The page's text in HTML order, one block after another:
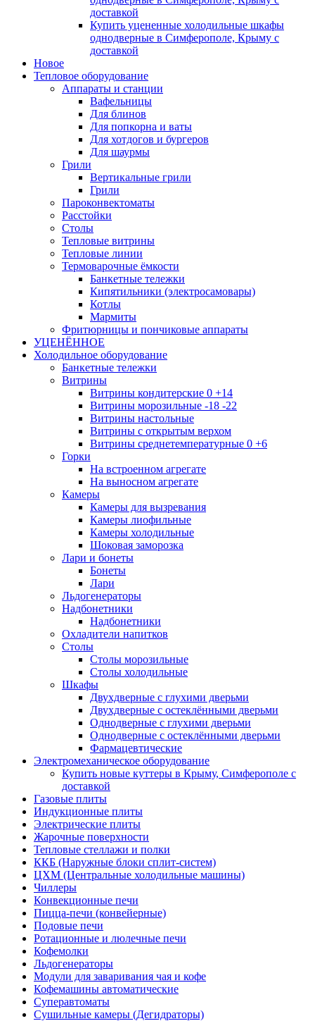
доставкой
Купить уцененные холодильные шкафы
однодверные в Симферополе, Крыму с
доставкой
Новое
Тепловое оборудование
Аппараты и станции
Вафельницы
Для блинов
Для попкорна и ваты
Для хотдогов и бургеров
Для шаурмы
Грили
Вертикальные грили
Грили
Пароконвектоматы
Расстойки
Столы
Тепловые витрины
Тепловые линии
Термоварочные ёмкости
Банкетные тележки
Кипятильники (электросамовары)
Котлы
Мармиты
Фритюрницы и пончиковые аппараты
УЦЕНЁННОЕ
Холодильное оборудование
Банкетные тележки
Витрины
Витрины кондитерские 0 +14
Витрины морозильные -18 -22
Витрины настольные
Витрины с открытым верхом
Витрины среднетемпературные 0 +6
Горки
На встроенном агрегате
На выносном агрегате
Камеры
Камеры для вызревания
Камеры лиофильные
Камеры холодильные
Шоковая заморозка
Лари и бонеты
Бонеты
Лари
Льдогенераторы
Надбонетники
Надбонетники
Охладители напитков
Столы
Столы морозильные
Столы холодильные
Шкафы
Двухдверные с глухими дверьми
Двухдверные с остеклёнными дверьми
Однодверные с глухими дверьми
Однодверные с остеклёнными дверьми
Фармацевтические
Электромеханическое оборудование
Купить новые куттеры в Крыму, Симферополе с
доставкой
Газовые плиты
Индукционные плиты
Электрические плиты
Жарочные поверхности
Тепловые стеллажи и полки
ККБ (Наружные блоки сплит-систем)
ЦХМ (Центральные холодильные машины)
Чиллеры
Конвекционные печи
Пицца-печи (конвейерные)
Подовые печи
Ротационные и люлечные печи
Кофемолки
Льдогенераторы
Модули для заваривания чая и кофе
Кофемашины автоматические
Суперавтоматы
Сушильные камеры (Дегидраторы)